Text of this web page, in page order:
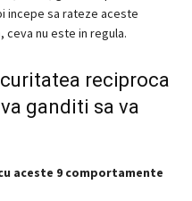
incepe sa rateze aceste
ceva nu este in regula.
reciproca
ganditi sa va
aceste 9 comportamente